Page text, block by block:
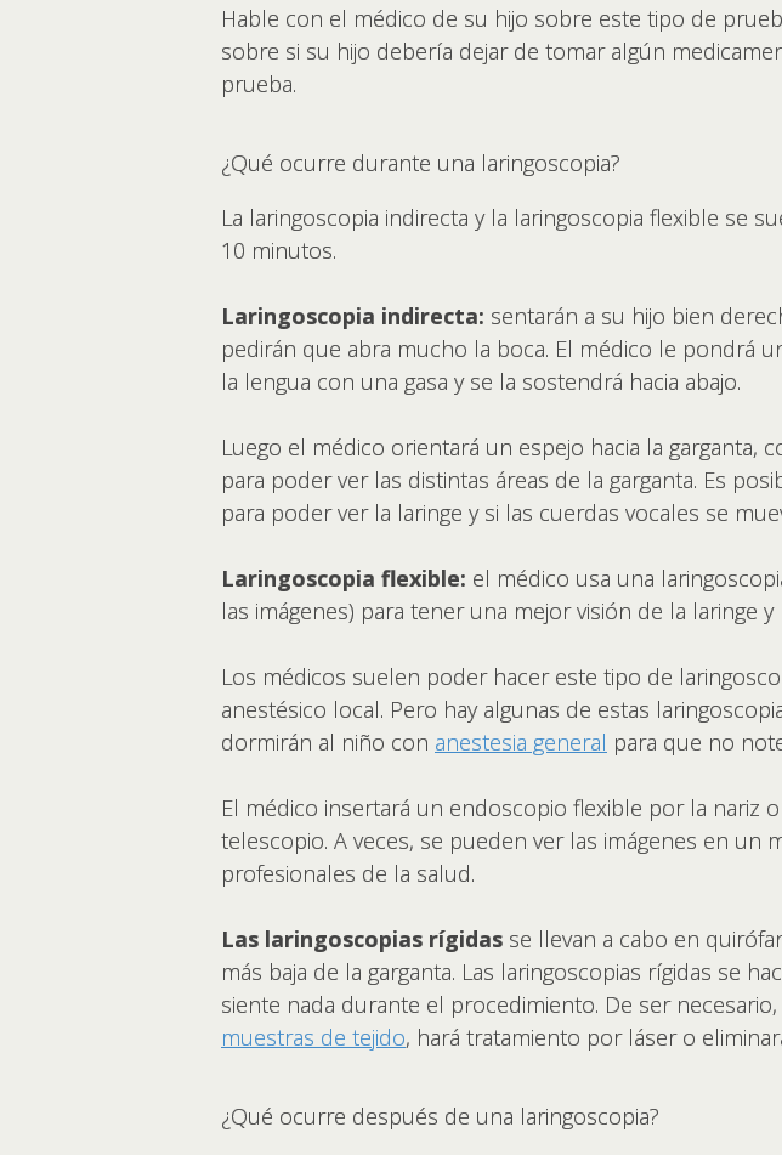
Hable con el médico de su hijo sobre este tipo de
sobre si su hijo debería dejar de tomar algún
prueba.
¿Qué ocurre durante una laringoscopia?
La laringoscopia indirecta y la laringoscopia flexible se
10 minutos.
Laringoscopia indirecta: sentarán a su hijo bien
pedirán que abra mucho la boca. El médico le pondrá
la lengua con una gasa y se la sostendrá hacia abajo.
Luego el médico orientará un espejo hacia la garganta,
para poder ver las distintas áreas de la garganta. Es
para poder ver la laringe y si las cuerdas vocales se
Laringoscopia flexible: el médico usa una
las imágenes) para tener una mejor visión de la laringe
Los médicos suelen poder hacer este tipo de
anestésico local. Pero hay algunas de estas
dormirán al niño con anestesia general para que no
El médico insertará un endoscopio flexible por la nariz
telescopio. A veces, se pueden ver las imágenes en
profesionales de la salud.
Las laringoscopias rígidas se llevan a cabo en
más baja de la garganta. Las laringoscopias rígidas se
siente nada durante el procedimiento. De ser
muestras de tejido, hará tratamiento por láser o
¿Qué ocurre después de una laringoscopia?